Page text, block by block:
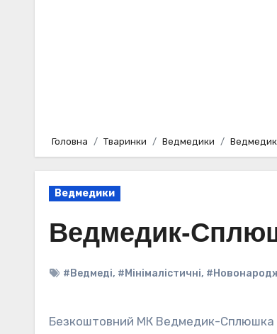
Головна Тваринки Ведмедики
Ведмедики
Ведмедик-
#Ведмеді, #Мінімалістичні,
Безкоштовний МК Ведмедик-Сплюшка